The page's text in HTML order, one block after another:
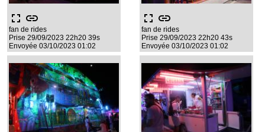
fullscreen link
fan de rides
Prise 29/09/2023 22h20 39s
Envoyée 03/10/2023 01:02
fullscreen link
fan de rides
Prise 29/09/2023 22h20 43s
Envoyée 03/10/2023 01:02